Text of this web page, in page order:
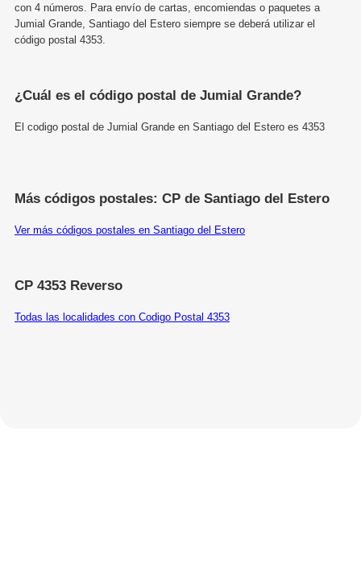
con 4 números. Para envío de cartas, encomiendas o paquetes a
Jumial Grande, Santiago del Estero siempre se deberá utilizar el
código postal 4353.
¿Cuál es el código postal de Jumial Grande?
El codigo postal de Jumial Grande en Santiago del Estero es 4353
Más códigos postales: CP de Santiago del Estero
Ver más códigos postales en Santiago del Estero
CP 4353 Reverso
Todas las localidades con Codigo Postal 4353